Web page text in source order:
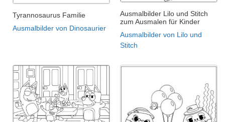
Tyrannosaurus Familie
Ausmalbilder von Dinosaurier
Ausmalbilder Lilo und Stitch
zum Ausmalen für Kinder
Ausmalbilder von Lilo und
Stitch